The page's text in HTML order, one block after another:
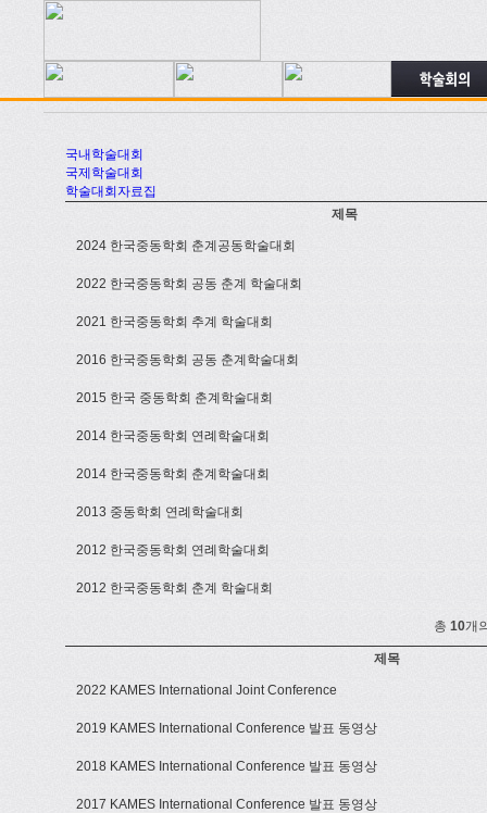
국내학술대회
국제학술대회
학술대회자료집
제목
2024 한국중동학회 춘계공동학술대회
2022 한국중동학회 공동 춘계 학술대회
2021 한국중동학회 추계 학술대회
2016 한국중동학회 공동 춘계학술대회
2015 한국 중동학회 춘계학술대회
2014 한국중동학회 연례학술대회
2014 한국중동학회 춘계학술대회
2013 중동학회 연례학술대회
2012 한국중동학회 연례학술대회
2012 한국중동학회 춘계 학술대회
총 10개
제목
2022 KAMES International Joint Conference
2019 KAMES International Conference 발표 동영상
2018 KAMES International Conference 발표 동영상
2017 KAMES International Conference 발표 동영상